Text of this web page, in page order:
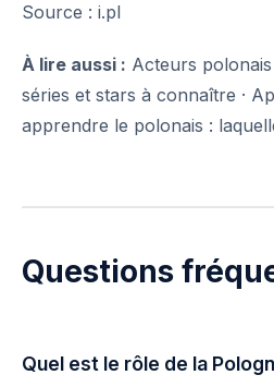
Source : i.pl
À lire aussi : Acteurs
séries et stars à connaître ·
apprendre le polonais :
Questions
Quel est le rôle de la